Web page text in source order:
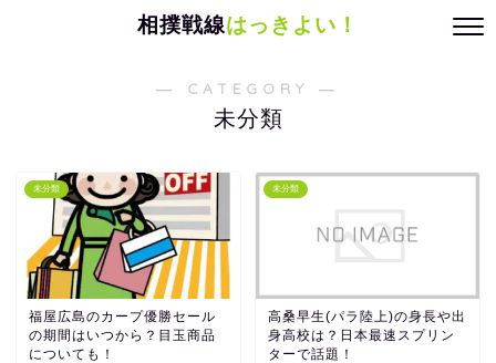
相撲戦線はっきよい！
― CATEGORY ―
未分類
未分類
福屋広島のカープ優勝セール
の期間はいつから？目玉商品
についても！
未分類
高桑早生(パラ陸上)の身長や出
身高校は？日本最速スプリン
ターで話題！